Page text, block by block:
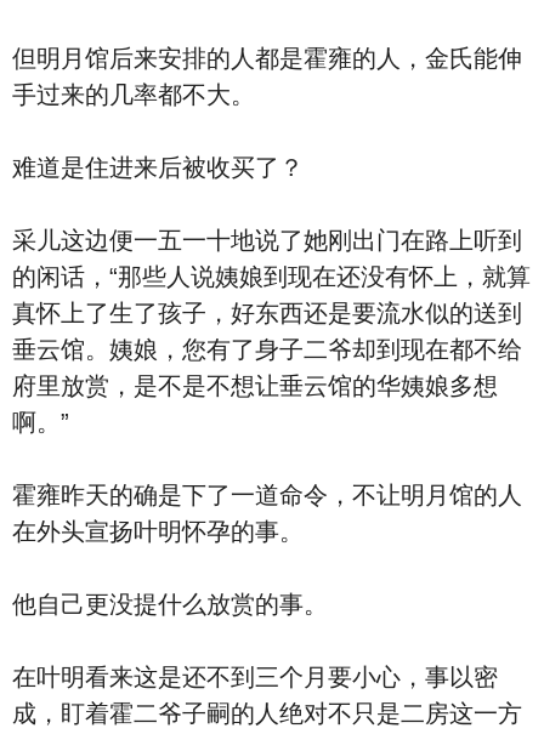
但明月馆后来安排的人都是霍雍的人，金氏能伸
手过来的几率都不大。
难道是住进来后被收买了？
采儿这边便一五一十地说了她刚出门在路上听到
的闲话，“那些人说姨娘到现在还没有怀上，就算
真怀上了生了孩子，好东西还是要流水似的送到
垂云馆。姨娘，您有了身子二爷却到现在都不给
府里放赏，是不是不想让垂云馆的华姨娘多想
啊。”
霍雍昨天的确是下了一道命令，不让明月馆的人
在外头宣扬叶明怀孕的事。
他自己更没提什么放赏的事。
在叶明看来这是还不到三个月要小心，事以密
成，盯着霍二爷子嗣的人绝对不只是二房这一方